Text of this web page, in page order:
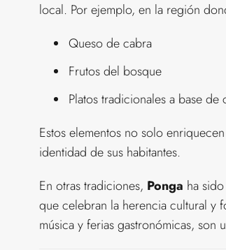
local. Por ejemplo, en la región
Queso de cabra
Frutos del bosque
Platos tradicionales a base de
Estos elementos no solo
identidad de sus habitantes.
En otras tradiciones, Ponga ha
que celebran la herencia cultural y
música y ferias gastronómicas, son